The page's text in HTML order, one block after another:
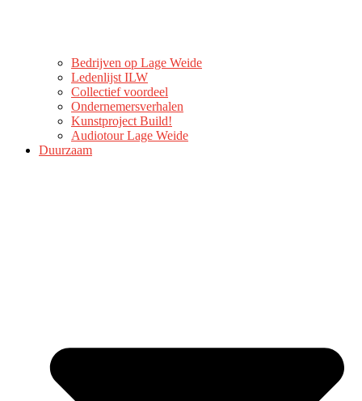
Bedrijven op Lage Weide
Ledenlijst ILW
Collectief voordeel
Ondernemersverhalen
Kunstproject Build!
Audiotour Lage Weide
Duurzaam